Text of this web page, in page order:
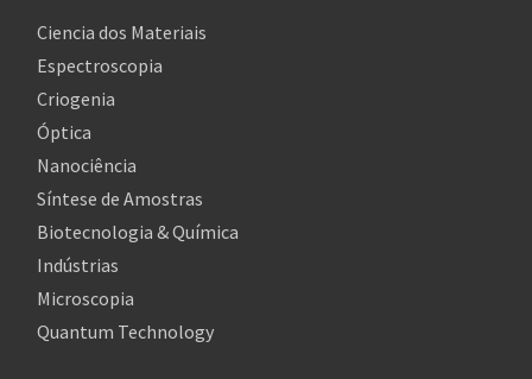
Ciencia dos Materiais
Espectroscopia
Criogenia
Óptica
Nanociência
Síntese de Amostras
Biotecnologia & Química
Indústrias
Microscopia
Quantum Technology